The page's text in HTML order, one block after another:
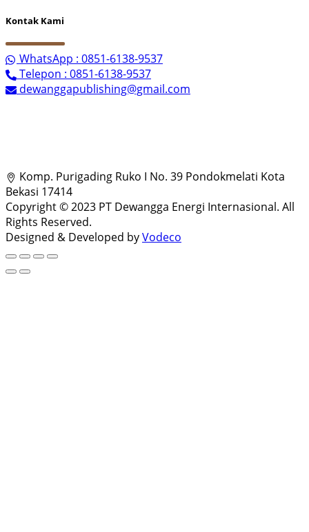
Kontak Kami
WhatsApp : 0851-6138-9537
Telepon : 0851-6138-9537
dewanggapublishing@gmail.com
Komp. Purigading Ruko I No. 39 Pondokmelati Kota
Bekasi 17414
Copyright © 2023 PT Dewangga Energi Internasional. All
Rights Reserved.
Designed & Developed byVodeco